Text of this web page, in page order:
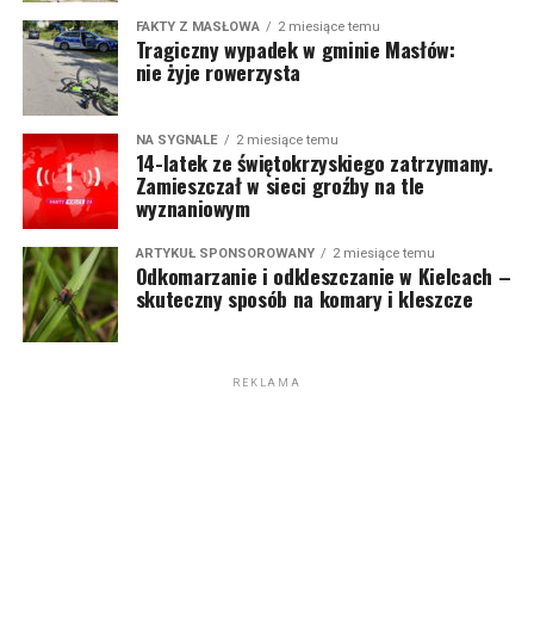
FAKTY Z MASŁOWA 2 miesiące temu
Tragiczny wypadek w gminie Masłów:
nie żyje rowerzysta
NA SYGNALE 2 miesiące temu
14-latek ze świętokrzyskiego zatrzymany.
Zamieszczał w sieci groźby na tle
wyznaniowym
ARTYKUŁ SPONSOROWANY 2 miesiące temu
Odkomarzanie i odkleszczanie w Kielcach –
skuteczny sposób na komary i kleszcze
REKLAMA